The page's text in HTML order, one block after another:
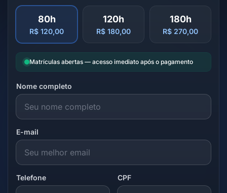
80h
R$ 120,00
120h
R$ 180,00
180h
R$ 270,00
Matrículas abertas — acesso imediato após o pagamento
Nome completo
E-mail
Telefone CPF